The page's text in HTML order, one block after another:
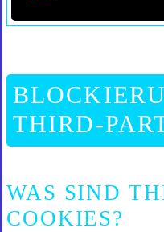
THIRD-
WAS SIND
COOKIES?